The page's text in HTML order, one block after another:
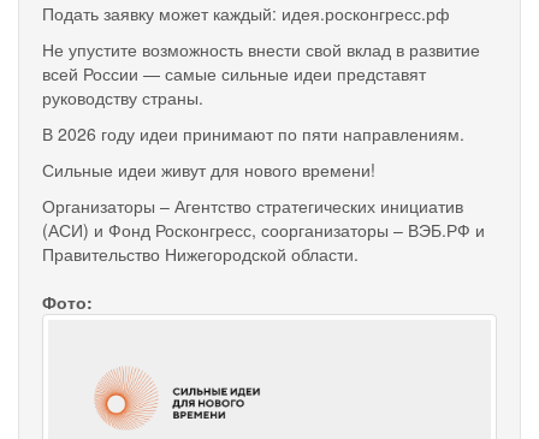
Подать заявку может каждый: идея.росконгресс.рф
Не упустите возможность внести свой вклад в развитие
всей России — самые сильные идеи представят
руководству страны.
В 2026 году идеи принимают по пяти направлениям.
Сильные идеи живут для нового времени!
Организаторы – Агентство стратегических инициатив
(АСИ) и Фонд Росконгресс, соорганизаторы – ВЭБ.РФ и
Правительство Нижегородской области.
Фото: